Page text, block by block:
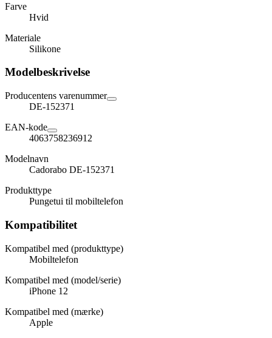
Farve
Hvid
Materiale
Silikone
Modelbeskrivelse
Producentens varenummer
DE-152371
EAN-kode
4063758236912
Modelnavn
Cadorabo DE-152371
Produkttype
Pungetui til mobiltelefon
Kompatibilitet
Kompatibel med (produkttype)
Mobiltelefon
Kompatibel med (model/serie)
iPhone 12
Kompatibel med (mærke)
Apple